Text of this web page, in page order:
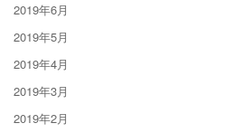
2019年6月
2019年5月
2019年4月
2019年3月
2019年2月